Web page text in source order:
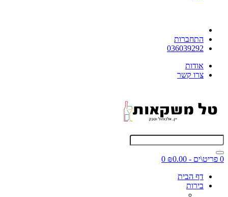
התחברות
036039292
אודות
צרו קשר
0 פריט\ים - ₪0.00
0
דף הבית
בירות